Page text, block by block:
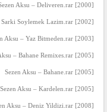
[2000] Sezen Aksu – Deliveren.rar
[2002] Sezen Aksu – Sarki Soylemek Lazim.rar
[2003] Sezen Aksu – Yaz Bitmeden.rar
[2005] Sezen Aksu – Bahane Remixes.rar
[2005] Sezen Aksu – Bahane.rar
[2005] Sezen Aksu – Kardelen.rar
[2008] Sezen Aksu – Deniz Yildizi.rar